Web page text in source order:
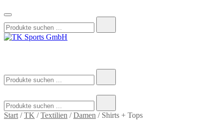
nach:
nach:
nach:
Start /TK /Textilien /Damen / Shirts + Tops